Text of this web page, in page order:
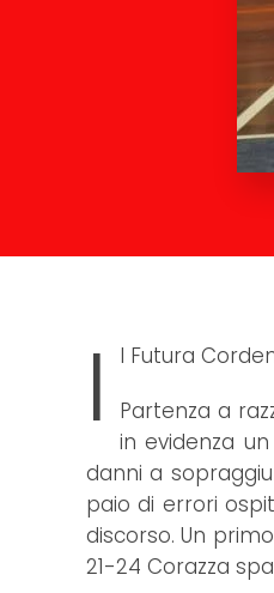
I
l Futura
Partenza a
in evidenza
danni a
paio di errori
discorso. Un
21-24 Corazza